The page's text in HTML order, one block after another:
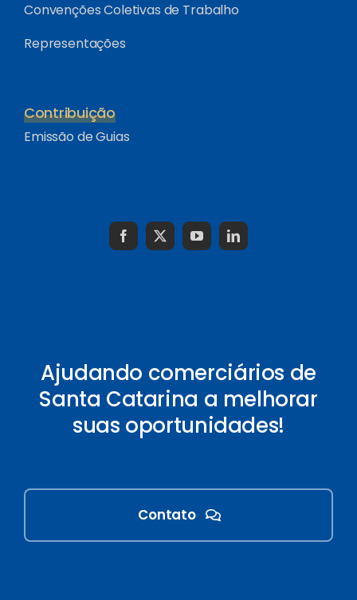
Convenções Coletivas de Trabalho
Representações
Contribuição
Emissão de Guias
Ajudando comerciários de
Santa Catarina a melhorar
suas oportunidades!
Contato